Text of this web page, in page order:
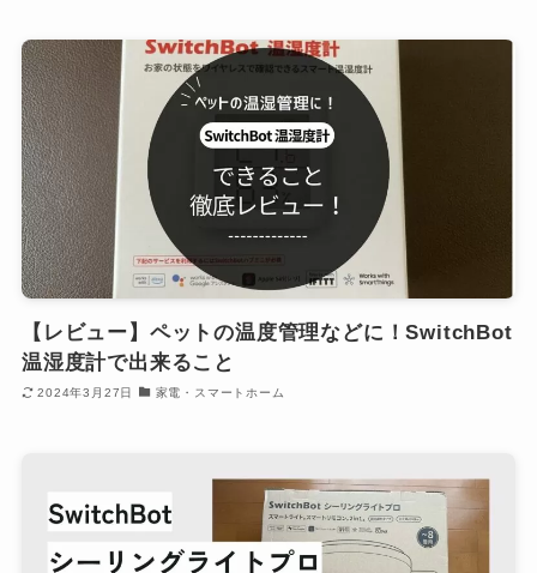
【レビュー】ペットの温度管理などに！SwitchBot
温湿度計で出来ること
2024年3月27日 家電・スマートホーム